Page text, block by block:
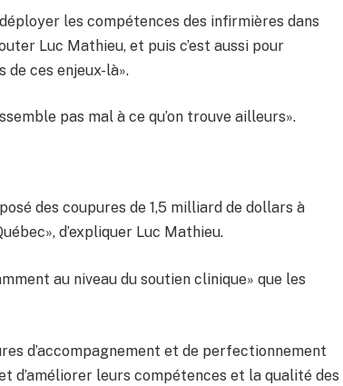
les compétences des infirmières dans
Luc Mathieu, et puis c’est aussi pour
de ces enjeux-là».
pas mal à ce qu’on trouve ailleurs».
des coupures de 1,5 milliard de dollars à
d’expliquer Luc Mathieu.
au niveau du soutien clinique» que les
d’accompagnement et de perfectionnement
d’améliorer leurs compétences et la qualité des